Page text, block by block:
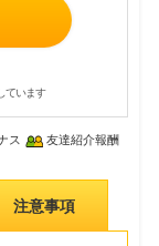
ています
ス 友達紹介報酬
注意事項